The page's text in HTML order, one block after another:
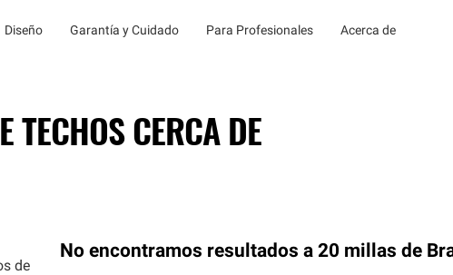
Diseño Garantía y Cuidado Para Profesionales Acerca de
TECHOS CERCA DE
de
No encontramos resultados a 20 millas de